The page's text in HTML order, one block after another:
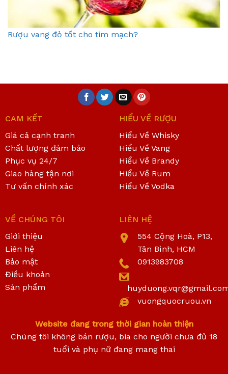
Rượu vang đỏ tốt cho tim mạch?
CAM KẾT
Giá cả cạnh tranh
Chất lượng đảm bảo
Phục vụ 24/7
Giao hàng tận nơi
Tư vấn chính xác
HIỂU VỀ RƯỢU
Hiểu Về Whisky
Hiểu Về Vang
Hiểu Về Brandy
Hiểu Về Rum
Hiểu Về Vodka
VỀ CHÚNG TÔI
Giới thiệu
Liên hệ
Bảo mật
Điều khoản
Sản phẩm
LIÊN HỆ
554 Cộng Hoà, P13,
Tân Bình, HCM
0913983708
vuongquocruou.vn
Website đang trong thời gian hoàn thiện
Chúng tôi không bán rượu, bia cho người chưa đủ 18
tuổi và phụ nữ đang mang thai